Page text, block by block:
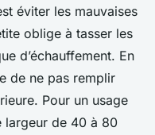
éviter les mauvaises
oblige à tasser les
d’échauffement. En
de ne pas remplir
Pour un usage
largeur de 40 à 80